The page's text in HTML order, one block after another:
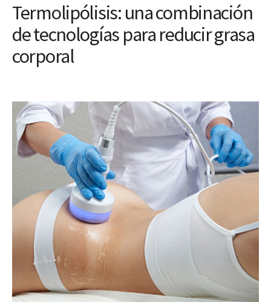
Termolipólisis: una combinación
de tecnologías para reducir grasa
corporal